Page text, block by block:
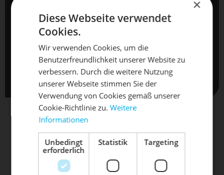
X
DIE SONNE LACHT, DEIN
RAD ERWACHT
Mach dein Bike frühlingsfit - gönn
ihm den Service, den es verdient!
Dein Bike braucht Service, Wartung
oder ein Update?
Termine sind erst nach schriftlicher Bestätigung verbindlich .
Mit dem Absenden Ihrer Anfrage, akzeptieren Sie
automatisch unsereAGBundDatenschutzbestimmungen
UNSERE FAHRRAD - MARKEN
×
Diese Webseite verwendet
Cookies.
Wir verwenden Cookies, um die
Benutzerfreundlichkeit unserer Website zu
verbessern. Durch die weitere Nutzung
unserer Webseite stimmen Sie der
Verwendung von Cookies gemäß unserer
Cookie-Richtlinie zu.Weitere
Informationen
Unbedingt
erforderlich
Statistik Targeting